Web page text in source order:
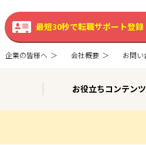
最短30秒で転職サポート登録
企業の皆様へ 会社概要 お問い
お役立ちコンテンツ